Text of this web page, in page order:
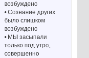
возбуждено
• Сознание других
было слишком
возбуждено
• МЫ засыпали
только под утро,
совершенно